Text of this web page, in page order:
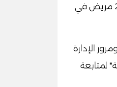
مواطنًا في المعامل الطبية، واستقبال 1,733 مواطنًا في العيادات الخارجية، و201 مريض في
الإدارة
لمتابعة